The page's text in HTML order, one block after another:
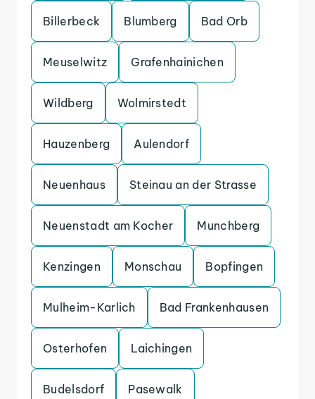
Billerbeck Blumberg Bad Orb
Meuselwitz Grafenhainichen
Wildberg Wolmirstedt
Hauzenberg Aulendorf
Neuenhaus Steinau an der Strasse
Neuenstadt am Kocher Munchberg
Kenzingen Monschau Bopfingen
Mulheim-Karlich Bad Frankenhausen
Osterhofen Laichingen
Budelsdorf Pasewalk